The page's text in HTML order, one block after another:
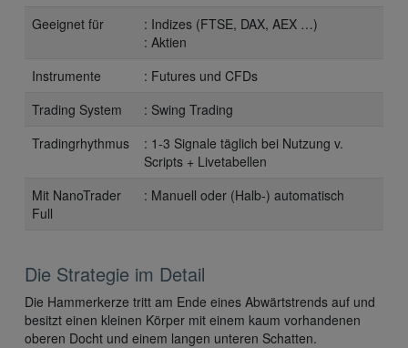
Geeignet für
: Indizes (FTSE, DAX, AEX …)
: Aktien
Instrumente
: Futures und CFDs
Trading System
: Swing Trading
Tradingrhythmus
: 1-3 Signale täglich bei Nutzung v.
Scripts + Livetabellen
Mit NanoTrader
Full
: Manuell oder (Halb-) automatisch
Die Strategie im Detail
Die Hammerkerze tritt am Ende eines Abwärtstrends auf und
besitzt einen kleinen Körper mit einem kaum vorhandenen
oberen Docht und einem langen unteren Schatten.